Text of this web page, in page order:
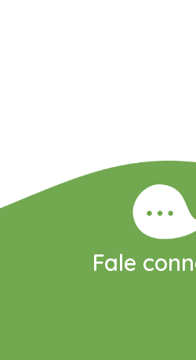
Fale